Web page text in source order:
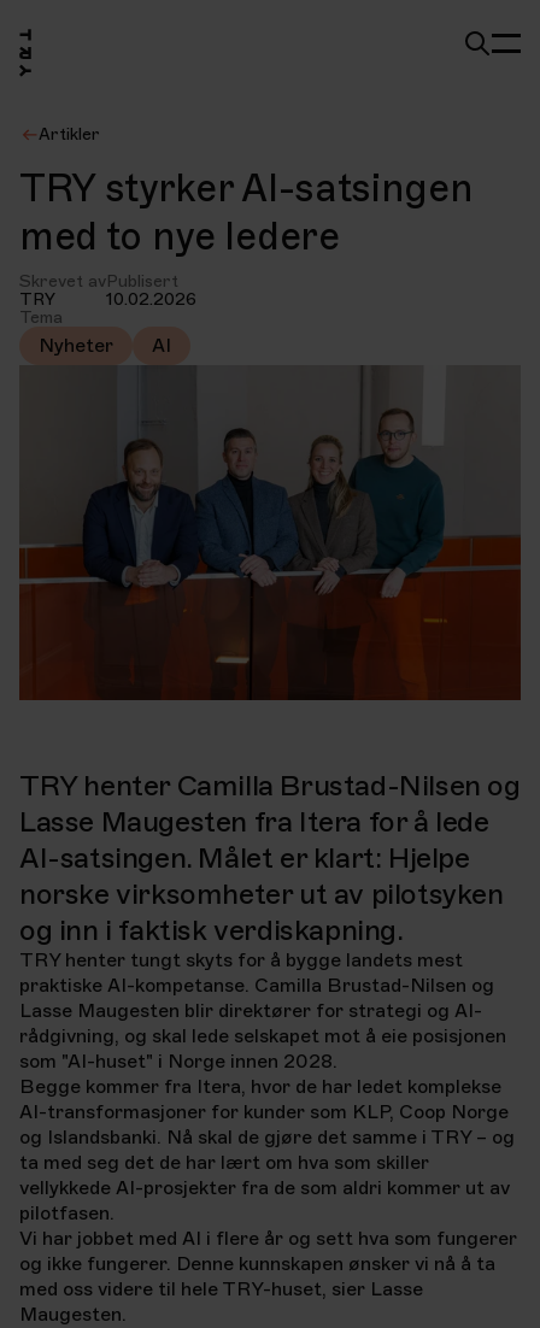
Artikler
TRY styrker AI-satsingen
med to nye ledere
Skrevet av
TRY
Publisert
10.02.2026
Tema
Nyheter AI
TRY henter Camilla Brustad-Nilsen og
Lasse Maugesten fra Itera for å lede
AI-satsingen. Målet er klart: Hjelpe
norske virksomheter ut av pilotsyken
og inn i faktisk verdiskapning.
TRY henter tungt skyts for å bygge landets mest
praktiske AI-kompetanse. Camilla Brustad-Nilsen og
Lasse Maugesten blir direktører for strategi og AI-
rådgivning, og skal lede selskapet mot å eie posisjonen
som "AI-huset" i Norge innen 2028.
Begge kommer fra Itera, hvor de har ledet komplekse
AI-transformasjoner for kunder som KLP, Coop Norge
og Islandsbanki. Nå skal de gjøre det samme i TRY – og
ta med seg det de har lært om hva som skiller
vellykkede AI-prosjekter fra de som aldri kommer ut av
pilotfasen.
Vi har jobbet med AI i flere år og sett hva som fungerer
og ikke fungerer. Denne kunnskapen ønsker vi nå å ta
med oss videre til hele TRY-huset, sier Lasse
Maugesten.